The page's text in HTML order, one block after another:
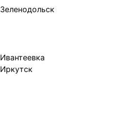
Зеленодольск
Ивантеевка
Иркутск